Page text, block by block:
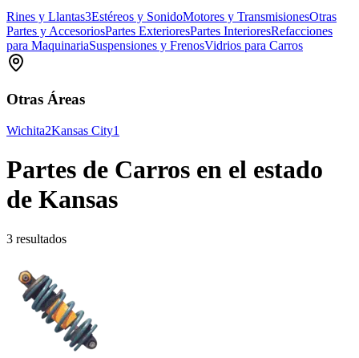
Rines y Llantas3Estéreos y SonidoMotores y TransmisionesOtras
Partes y AccesoriosPartes ExterioresPartes InterioresRefacciones
para MaquinariaSuspensiones y FrenosVidrios para Carros
Otras Áreas
Wichita2Kansas City1
Partes de Carros en el estado
de Kansas
3 resultados